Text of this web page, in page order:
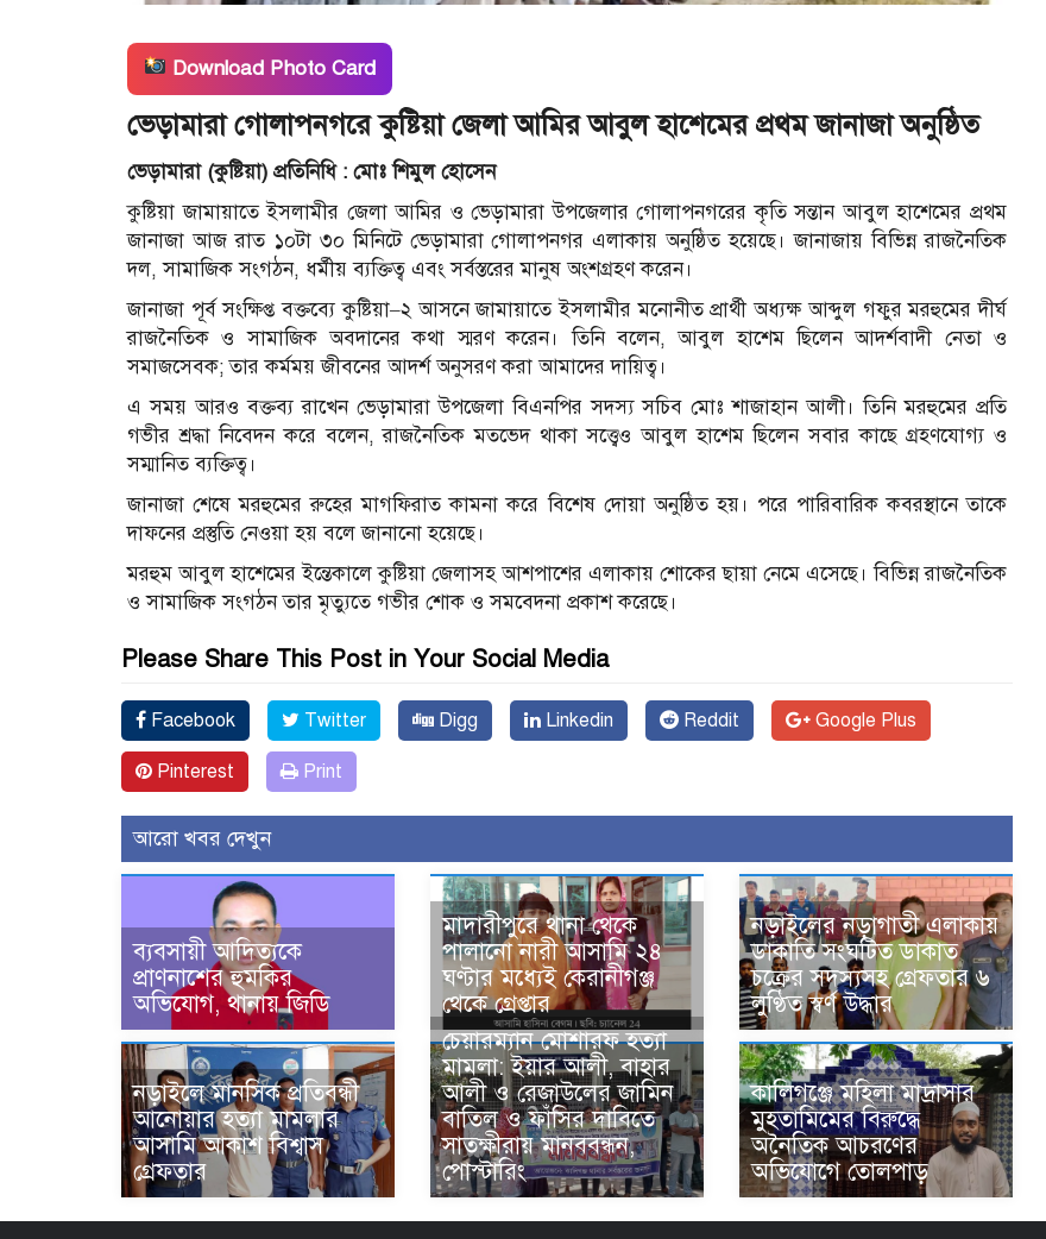
Download Photo Card
ভেড়ামারা গোলাপনগরে কুষ্টিয়া জেলা আমির আবুল হাশেমের প্রথম জানাজা অনুষ্ঠিত
ভেড়ামারা (কুষ্টিয়া) প্রতিনিধি : মোঃ শিমুল হোসেন
কুষ্টিয়া জামায়াতে ইসলামীর জেলা আমির ও ভেড়ামারা উপজেলার গোলাপনগরের কৃতি সন্তান আবুল হাশেমের প্রথম
জানাজা আজ রাত ১০টা ৩০ মিনিটে ভেড়ামারা গোলাপনগর এলাকায় অনুষ্ঠিত হয়েছে। জানাজায় বিভিন্ন রাজনৈতিক
দল, সামাজিক সংগঠন, ধর্মীয় ব্যক্তিত্ব এবং সর্বস্তরের মানুষ অংশগ্রহণ করেন।
জানাজা পূর্ব সংক্ষিপ্ত বক্তব্যে কুষ্টিয়া–২ আসনে জামায়াতে ইসলামীর মনোনীত প্রার্থী অধ্যক্ষ আব্দুল গফুর মরহুমের দীর্ঘ
রাজনৈতিক ও সামাজিক অবদানের কথা স্মরণ করেন। তিনি বলেন, আবুল হাশেম ছিলেন আদর্শবাদী নেতা ও
সমাজসেবক; তার কর্মময় জীবনের আদর্শ অনুসরণ করা আমাদের দায়িত্ব।
এ সময় আরও বক্তব্য রাখেন ভেড়ামারা উপজেলা বিএনপির সদস্য সচিব মোঃ শাজাহান আলী। তিনি মরহুমের প্রতি
গভীর শ্রদ্ধা নিবেদন করে বলেন, রাজনৈতিক মতভেদ থাকা সত্ত্বেও আবুল হাশেম ছিলেন সবার কাছে গ্রহণযোগ্য ও
সম্মানিত ব্যক্তিত্ব।
জানাজা শেষে মরহুমের রুহের মাগফিরাত কামনা করে বিশেষ দোয়া অনুষ্ঠিত হয়। পরে পারিবারিক কবরস্থানে তাকে
দাফনের প্রস্তুতি নেওয়া হয় বলে জানানো হয়েছে।
মরহুম আবুল হাশেমের ইন্তেকালে কুষ্টিয়া জেলাসহ আশপাশের এলাকায় শোকের ছায়া নেমে এসেছে। বিভিন্ন রাজনৈতিক
ও সামাজিক সংগঠন তার মৃত্যুতে গভীর শোক ও সমবেদনা প্রকাশ করেছে।
Please Share This Post in Your Social Media
Facebook Twitter Digg Linkedin Reddit Google Plus
Pinterest Print
আরো খবর দেখুন
ব্যবসায়ী আদিত্যকে
প্রাণনাশের হুমকির
অভিযোগ, থানায় জিডি
মাদারীপুরে থানা থেকে
পালানো নারী আসামি ২৪
ঘণ্টার মধ্যেই কেরানীগঞ্জ
থেকে গ্রেপ্তার
নড়াইলের নড়াগাতী এলাকায়
ডাকাতি সংঘটিত ডাকাত
চক্রের সদস্যসহ গ্রেফতার ৬
লুণ্ঠিত স্বর্ণ উদ্ধার
নড়াইলে মানসিক প্রতিবন্ধী
আনোয়ার হত্যা মামলার
আসামি আকাশ বিশ্বাস
গ্রেফতার
চেয়ারম্যান মোশারফ হত্যা
মামলা: ইয়ার আলী, বাহার
আলী ও রেজাউলের জামিন
বাতিল ও ফাঁসির দাবিতে
সাতক্ষীরায় মানববন্ধন,
পোস্টারিং
কালিগঞ্জে মহিলা মাদ্রাসার
মুহতামিমের বিরুদ্ধে
অনৈতিক আচরণের
অভিযোগে তোলপাড়